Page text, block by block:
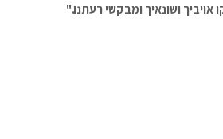
אויביך ושונאיך ומבקשי רעתנו."